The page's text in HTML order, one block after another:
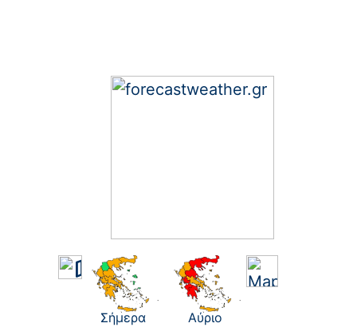
Σήμερα Αύριο